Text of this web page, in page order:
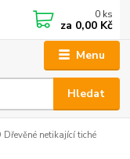
Menu
Hledat
0 ks
za 0,00 Kč
Dřevěné netikající tiché